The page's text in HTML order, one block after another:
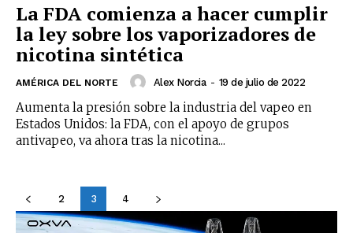
La FDA comienza a hacer cumplir
la ley sobre los vaporizadores de
nicotina sintética
AMÉRICA DEL NORTE Alex Norcia - 19 de julio de 2022
Aumenta la presión sobre la industria del vapeo en
Estados Unidos: la FDA, con el apoyo de grupos
antivapeo, va ahora tras la nicotina...
2 3 4